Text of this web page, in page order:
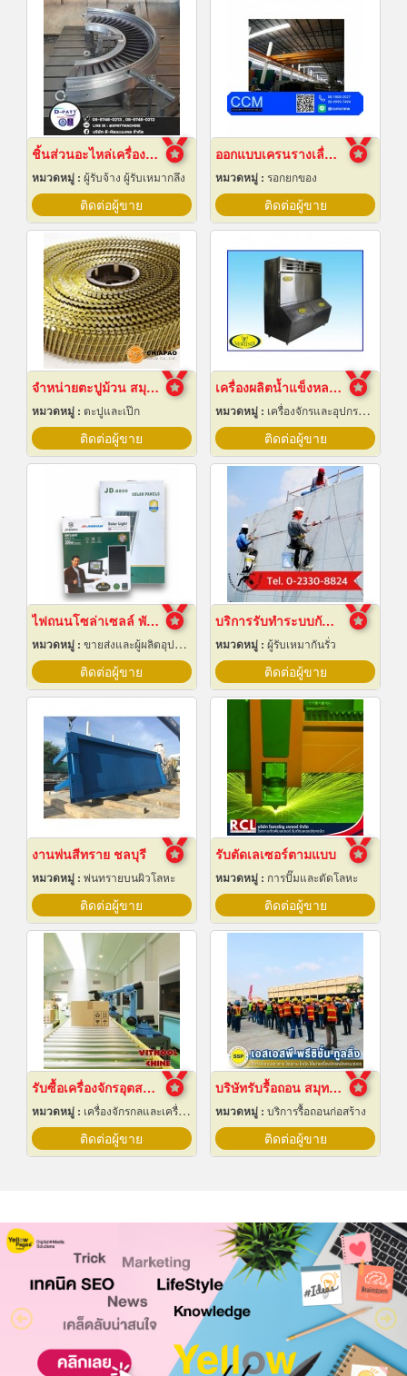
ชิ้นส่วนอะไหล่เครื่องจักรกล
หมวดหมู่ : ผู้รับจ้าง ผู้รับเหมากลึง
ติดต่อผู้ขาย
ออกแบบเครนรางเลื่อนไฟฟ้า
หมวดหมู่ : รอกยกของ
ติดต่อผู้ขาย
จำหน่ายตะปูม้วน สมุทรปราการ
หมวดหมู่ : ตะปูและเป๊ก
ติดต่อผู้ขาย
เครื่องผลิตน้ำแข็งหลอด เชียงใหม่
หมวดหมู่ : เครื่องจักรและอุปกรณ์ผลิตน้ำแข็ง
ติดต่อผู้ขาย
ไฟถนนโซล่าเซลล์ พัทยา ชลบุรี
หมวดหมู่ : ขายส่งและผู้ผลิตอุปกรณ์เครื่องใช้ไฟฟ้า
ติดต่อผู้ขาย
บริการรับทำระบบกันซึม
หมวดหมู่ : ผู้รับเหมากันรั่ว
ติดต่อผู้ขาย
งานพ่นสีทราย ชลบุรี
หมวดหมู่ : พ่นทรายบนผิวโลหะ
ติดต่อผู้ขาย
รับตัดเลเซอร์ตามแบบ
หมวดหมู่ : การปั๊มและตัดโลหะ
ติดต่อผู้ขาย
รับซื้อเครื่องจักรอุตสาหกรรมมือสอง
หมวดหมู่ : เครื่องจักรกลและเครื่องมือกล
ติดต่อผู้ขาย
บริษัทรับรื้อถอน สมุทรปราการ
หมวดหมู่ : บริการรื้อถอนก่อสร้าง
ติดต่อผู้ขาย